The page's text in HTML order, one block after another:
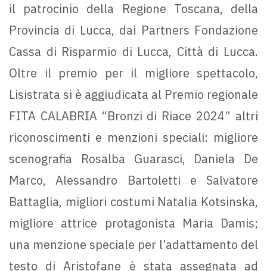
il patrocinio della Regione Toscana, della
Provincia di Lucca, dai Partners Fondazione
Cassa di Risparmio di Lucca, Città di Lucca.
Oltre il premio per il migliore spettacolo,
Lisistrata si è aggiudicata al Premio regionale
FITA CALABRIA “Bronzi di Riace 2024” altri
riconoscimenti e menzioni speciali: migliore
scenografia Rosalba Guarasci, Daniela De
Marco, Alessandro Bartoletti e Salvatore
Battaglia, migliori costumi Natalia Kotsinska,
migliore attrice protagonista Maria Damis;
una menzione speciale per l’adattamento del
testo di Aristofane è stata assegnata ad